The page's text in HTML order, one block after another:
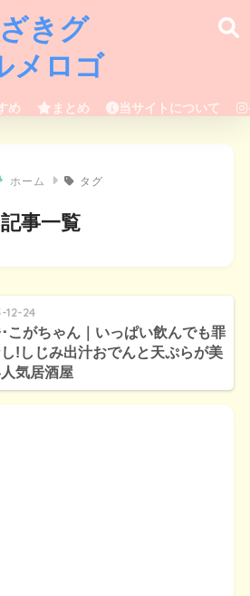
め まとめ 当サイトについて
ホーム タグ
事一覧
12-24
こがちゃん｜いっぱい飲んでも罪
!しじみ出汁おでんと天ぷらが美
気居酒屋